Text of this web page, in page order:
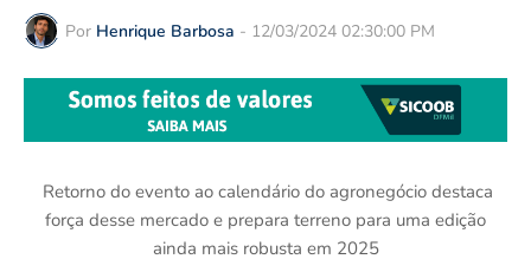
Por Henrique Barbosa - 12/03/2024 02:30:00 PM
Retorno do evento ao calendário do agronegócio destaca
força desse mercado e prepara terreno para uma edição
ainda mais robusta em 2025